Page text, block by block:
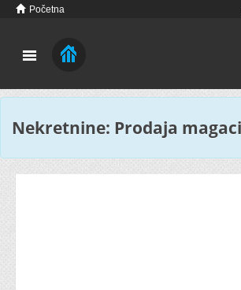
Početna
Nekretnine: Prodaja